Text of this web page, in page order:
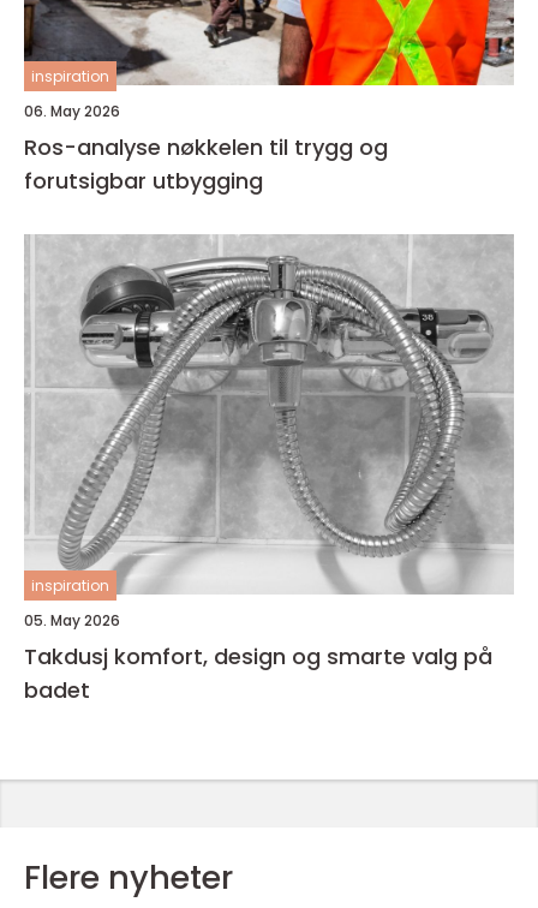
inspiration
06. May 2026
Ros-analyse nøkkelen til trygg og
forutsigbar utbygging
inspiration
05. May 2026
Takdusj komfort, design og smarte valg på
badet
Flere nyheter